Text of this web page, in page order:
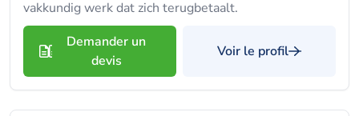
vakkundig werk dat zich terugbetaalt.
Demander un
devis
Voir le profil